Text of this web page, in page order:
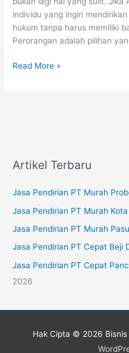
individu yang ingin
hukum tanpa harus memiliki
Perorangan adalah pilihan
Read More »
Artikel Terbaru
Jasa Pendirian PT Murah
Jasa Pendirian PT Murah
Jasa Pendirian PT Murah
Jasa Pendirian PT Cepat Beji
Jasa Pendirian PT Cepat
2026
Hak Cipta © 2026